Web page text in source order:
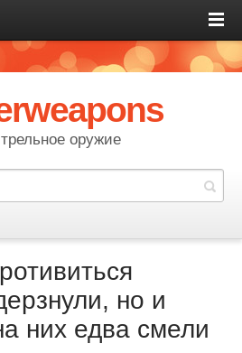
оружие
но и
них едва смели